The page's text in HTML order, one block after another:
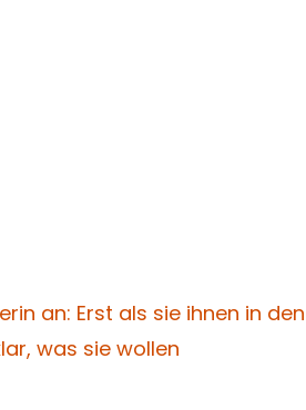
an: Erst als sie ihnen in den
was sie wollen